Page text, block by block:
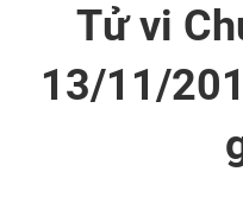
Tử vi
13/11/